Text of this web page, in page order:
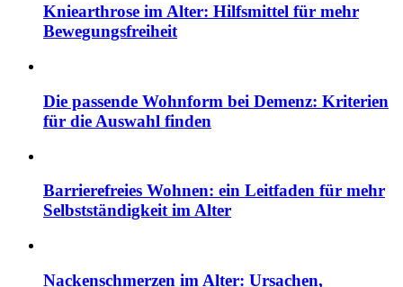
Kniearthrose im Alter: Hilfsmittel für mehr
Bewegungsfreiheit
Die passende Wohnform bei Demenz: Kriterien
für die Auswahl finden
Barrierefreies Wohnen: ein Leitfaden für mehr
Selbstständigkeit im Alter
Nackenschmerzen im Alter: Ursachen,